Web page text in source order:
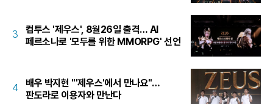
3
컴투스 '제우스', 8월26일 출격… AI
페르소나로 '모두를 위한 MMORPG' 선언
4
배우 박지현 "'제우스'에서 만나요"…
판도라로 이용자와 만난다